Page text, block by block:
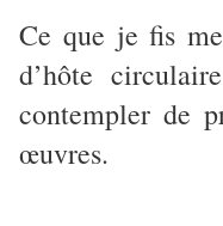
Ce que je fis
d’hôte
contempler de
œuvres.